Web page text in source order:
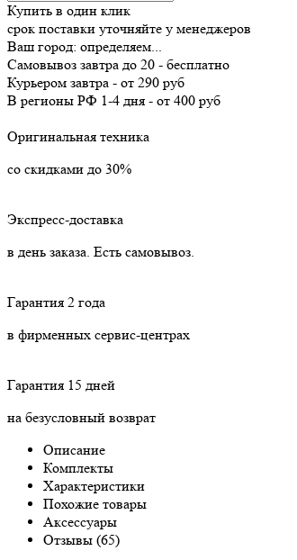
Купить в один клик
срок поставки уточняйте у менеджеров
Ваш город: определяем...
Самовывоз завтра до 20 - бесплатно
Курьером завтра - от 290 руб
В регионы РФ 1-4 дня - от 400 руб
Оригинальная техника
со скидками до 30%
Экспресс-доставка
в день заказа. Есть самовывоз.
Гарантия 2 года
в фирменных сервис-центрах
Гарантия 15 дней
на безусловный возврат
Описание
Комплекты
Характеристики
Похожие товары
Аксессуары
Отзывы (65)